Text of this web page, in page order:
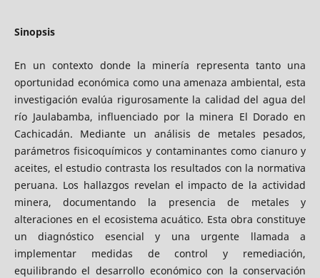
Sinopsis
En un contexto donde la minería representa tanto una
oportunidad económica como una amenaza ambiental, esta
investigación evalúa rigurosamente la calidad del agua del
río Jaulabamba, influenciado por la minera El Dorado en
Cachicadán. Mediante un análisis de metales pesados,
parámetros fisicoquímicos y contaminantes como cianuro y
aceites, el estudio contrasta los resultados con la normativa
peruana. Los hallazgos revelan el impacto de la actividad
minera, documentando la presencia de metales y
alteraciones en el ecosistema acuático. Esta obra constituye
un diagnóstico esencial y una urgente llamada a
implementar medidas de control y remediación,
equilibrando el desarrollo económico con la conservación